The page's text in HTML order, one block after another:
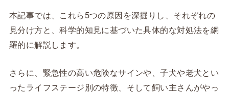
本記事では、これら5つの原因を深掘りし、それぞれの
見分け方と、科学的知見に基づいた具体的な対処法を網
羅的に解説します。
さらに、緊急性の高い危険なサインや、子犬や老犬とい
ったライフステージ別の特徴、そして飼い主さんがやっ